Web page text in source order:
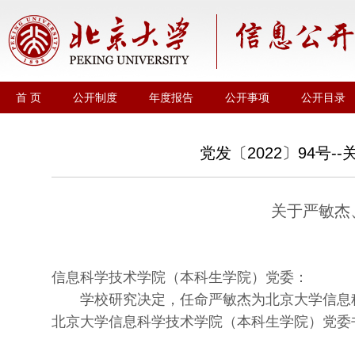
首 页 公开制度 年度报告 公开事项 公开目录
党发〔2022〕94号--
关于严敏
信息科学技术学院（本科生学院）党委：
学校研究决定，任命严敏杰为北京大学信
北京大学信息科学技术学院（本科生学院）党